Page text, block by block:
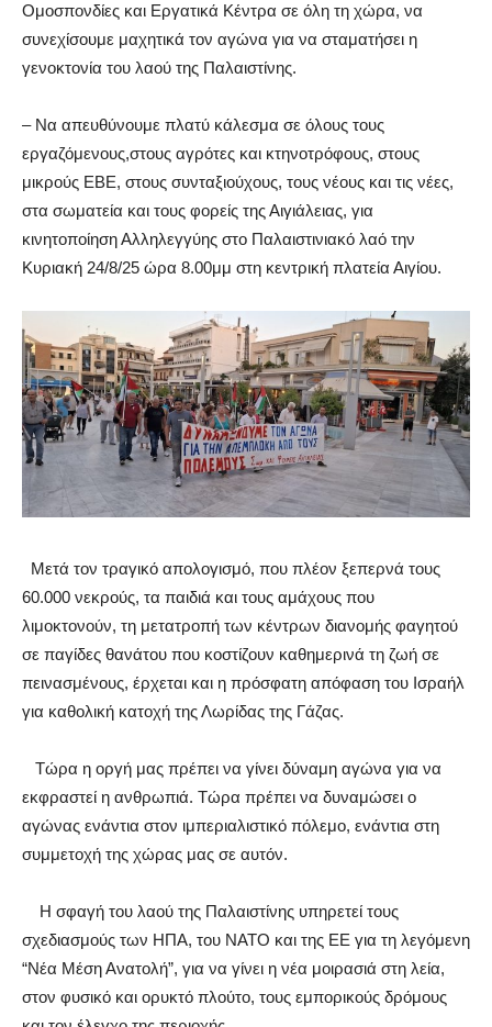
Ομοσπονδίες και Εργατικά Κέντρα σε όλη τη χώρα, να
συνεχίσουμε μαχητικά τον αγώνα για να σταματήσει η
γενοκτονία του λαού της Παλαιστίνης.
– Να απευθύνουμε πλατύ κάλεσμα σε όλους τους
εργαζόμενους,στους αγρότες και κτηνοτρόφους, στους
μικρούς ΕΒΕ, στους συνταξιούχους, τους νέους και τις νέες,
στα σωματεία και τους φορείς της Αιγιάλειας, για
κινητοποίηση Αλληλεγγύης στο Παλαιστινιακό λαό την
Κυριακή 24/8/25 ώρα 8.00μμ στη κεντρική πλατεία Αιγίου.
Μετά τον τραγικό απολογισμό, που πλέον ξεπερνά τους
60.000 νεκρούς, τα παιδιά και τους αμάχους που
λιμοκτονούν, τη μετατροπή των κέντρων διανομής φαγητού
σε παγίδες θανάτου που κοστίζουν καθημερινά τη ζωή σε
πεινασμένους, έρχεται και η πρόσφατη απόφαση του Ισραήλ
για καθολική κατοχή της Λωρίδας της Γάζας.
Τώρα η οργή μας πρέπει να γίνει δύναμη αγώνα για να
εκφραστεί η ανθρωπιά. Τώρα πρέπει να δυναμώσει ο
αγώνας ενάντια στον ιμπεριαλιστικό πόλεμο, ενάντια στη
συμμετοχή της χώρας μας σε αυτόν.
Η σφαγή του λαού της Παλαιστίνης υπηρετεί τους
σχεδιασμούς των ΗΠΑ, του ΝΑΤΟ και της ΕΕ για τη λεγόμενη
“Νέα Μέση Ανατολή”, για να γίνει η νέα μοιρασιά στη λεία,
στον φυσικό και ορυκτό πλούτο, τους εμπορικούς δρόμους